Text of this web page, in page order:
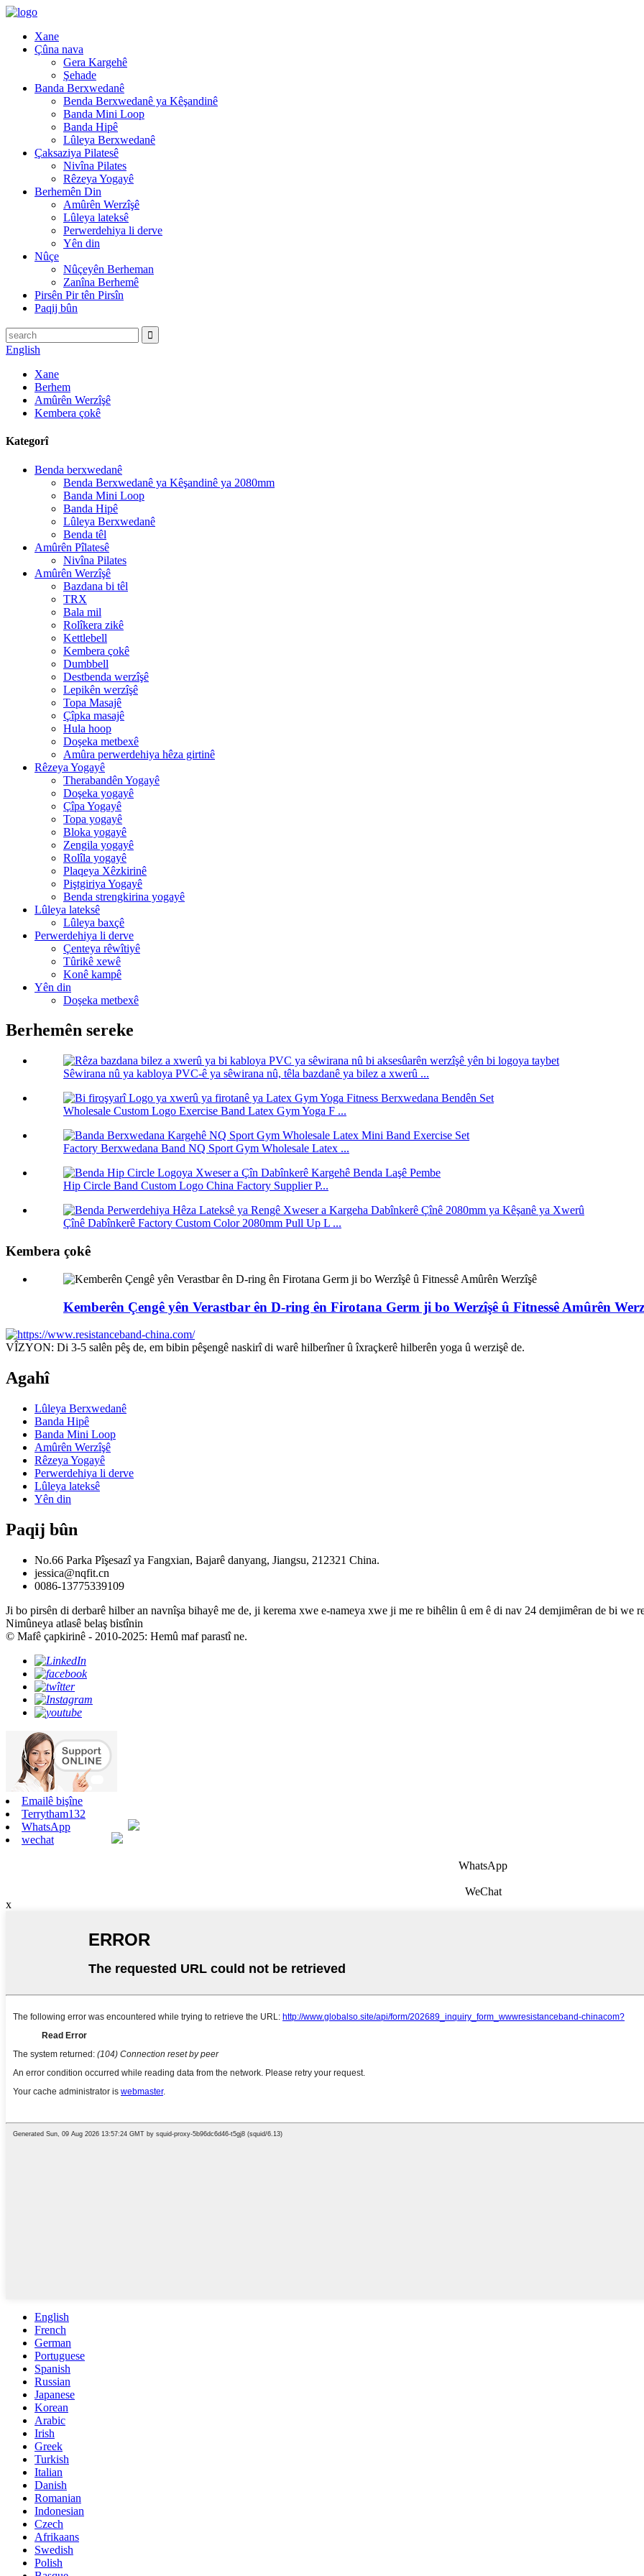
Xane
Çûna nava
Gera Kargehê
Şehade
Banda Berxwedanê
Benda Berxwedanê ya Kêşandinê
Banda Mini Loop
Banda Hipê
Lûleya Berxwedanê
Çaksaziya Pilatesê
Nivîna Pilates
Rêzeya Yogayê
Berhemên Din
Amûrên Werzîşê
Lûleya lateksê
Perwerdehiya li derve
Yên din
Nûçe
Nûçeyên Berheman
Zanîna Berhemê
Pirsên Pir tên Pirsîn
Paqij bûn
English
Xane
Berhem
Amûrên Werzîşê
Kembera çokê
Kategorî
Benda berxwedanê
Benda Berxwedanê ya Kêşandinê ya 2080mm
Banda Mini Loop
Banda Hipê
Lûleya Berxwedanê
Benda têl
Amûrên Pîlatesê
Nivîna Pilates
Amûrên Werzîşê
Bazdana bi têl
TRX
Bala mil
Rolîkera zikê
Kettlebell
Kembera çokê
Dumbbell
Destbenda werzîşê
Lepikên werzîşê
Topa Masajê
Çîpka masajê
Hula hoop
Doşeka metbexê
Amûra perwerdehiya hêza girtinê
Rêzeya Yogayê
Therabandên Yogayê
Doşeka yogayê
Çîpa Yogayê
Topa yogayê
Bloka yogayê
Zengila yogayê
Rolîla yogayê
Plaqeya Xêzkirinê
Piştgiriya Yogayê
Benda strengkirina yogayê
Lûleya lateksê
Lûleya baxçê
Perwerdehiya li derve
Çenteya rêwîtiyê
Tûrikê xewê
Konê kampê
Yên din
Doşeka metbexê
Berhemên sereke
Sêwirana nû ya kabloya PVC-ê ya sêwirana nû, têla bazdanê ya bilez a xwerû ...
Wholesale Custom Logo Exercise Band Latex Gym Yoga F ...
Factory Berxwedana Band NQ Sport Gym Wholesale Latex ...
Hip Circle Band Custom Logo China Factory Supplier P...
Çînê Dabînkerê Factory Custom Color 2080mm Pull Up L ...
Kembera çokê
Kemberên Çengê yên Verastbar ên D-ring ên Firotana Germ ji bo Werzîşê û Fitnessê Amûrên
VÎZYON: Di 3-5 salên pêş de, em bibin pêşengê naskirî di warê hilberîner û îxraçkerê hilberên yoga û werzişê de.
Agahî
Lûleya Berxwedanê
Banda Hipê
Banda Mini Loop
Amûrên Werzîşê
Rêzeya Yogayê
Perwerdehiya li derve
Lûleya lateksê
Yên din
Paqij bûn
No.66 Parka Pîşesazî ya Fangxian, Bajarê danyang, Jiangsu, 212321 China.
jessica@nqfit.cn
0086-13775339109
Ji bo pirsên di derbarê hilber an navnîşa bihayê me de, ji kerema xwe e-nameya xwe ji me re bihêlin û em ê di nav 24 demjimêran de bi we
Nimûneya atlasê belaş bistînin
© Mafê çapkirinê - 2010-2025: Hemû maf parastî ne.
Emailê bişîne
Terrytham132
WhatsApp
wechat
WhatsApp
WeChat
x
English
French
German
Portuguese
Spanish
Russian
Japanese
Korean
Arabic
Irish
Greek
Turkish
Italian
Danish
Romanian
Indonesian
Czech
Afrikaans
Swedish
Polish